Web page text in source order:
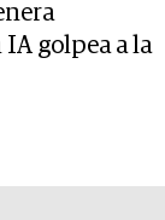
IA golpea a la